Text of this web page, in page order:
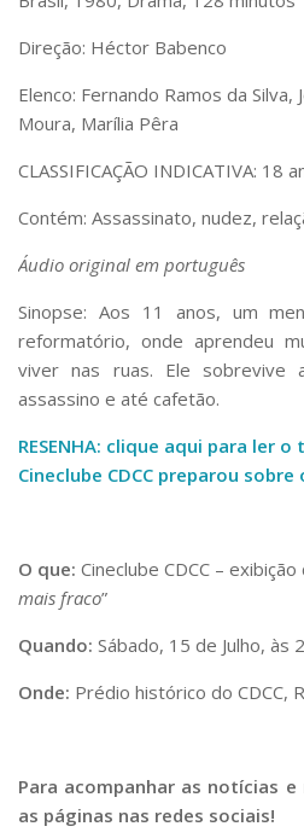
Direção: Héctor Babenco
Elenco: Fernando Ramos da Silva,
Moura, Marília Pêra
CLASSIFICAÇÃO INDICATIVA: 18
Contém: Assassinato, nudez,
Áudio original em português
Sinopse: Aos 11 anos, um
reformatório, onde aprendeu
viver nas ruas. Ele sobrevive
assassino e até cafetão.
RESENHA: clique aqui para ler
Cineclube CDCC preparou sobre
O que: Cineclube CDCC –
mais fraco”
Quando: Sábado, 15 de Julho, às
Onde: Prédio histórico do CDCC,
Para acompanhar as notícias e
as páginas nas redes sociais!